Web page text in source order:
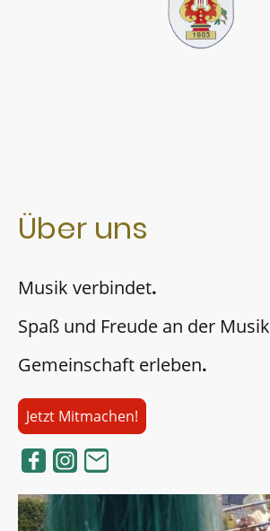
Über uns
Musik verbindet.
Spaß und Freude an der Musik
Gemeinschaft erleben.
Jetzt Mitmachen!